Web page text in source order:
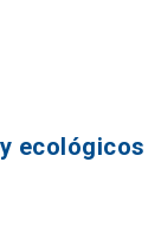
ecológicos